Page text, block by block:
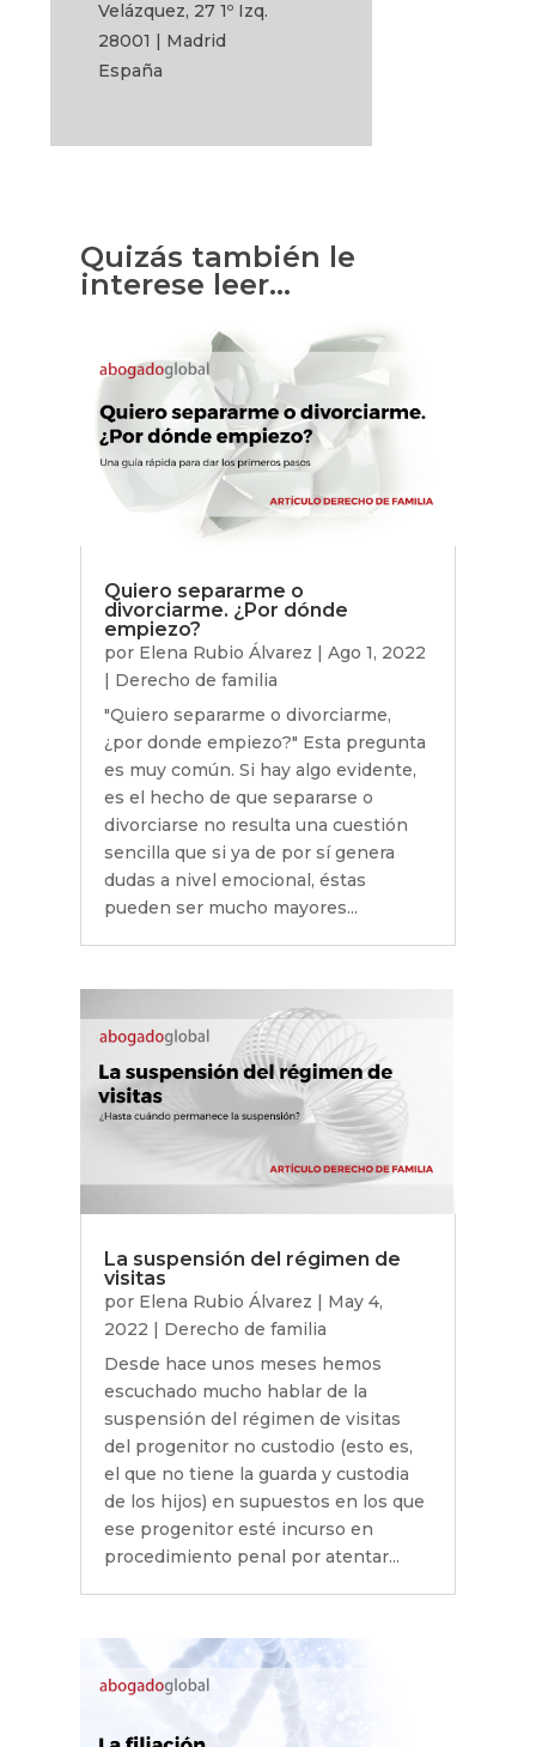
Velázquez, 27 1º Izq.
28001 | Madrid
España
Quizás también le
interese leer…
Quiero separarme o
divorciarme. ¿Por dónde
empiezo?
por Elena Rubio Álvarez |Ago 1, 2022
Derecho de familia
"Quiero separarme o divorciarme,
¿por donde empiezo?" Esta pregunta
es muy común. Si hay algo evidente,
es el hecho de que separarse o
divorciarse no resulta una cuestión
sencilla que si ya de por sí genera
dudas a nivel emocional, éstas
pueden ser mucho mayores...
La suspensión del régimen de
visitas
por Elena Rubio Álvarez | May 4,
2022 | Derecho de familia
Desde hace unos meses hemos
escuchado mucho hablar de la
suspensión del régimen de visitas
del progenitor no custodio (esto es,
el que no tiene la guarda y custodia
de los hijos) en supuestos en los que
ese progenitor esté incurso en
procedimiento penal por atentar...